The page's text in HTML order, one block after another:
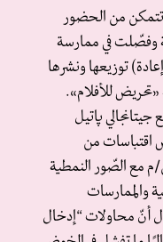
تتمكن من الحضور
وفصّلت في ممارسة
توزيعها ونشرها
للأفلام».
پاتيل
اقتباسات من
مع الصّور النمطية
والممارسات
أنّ محاولات “إدخال